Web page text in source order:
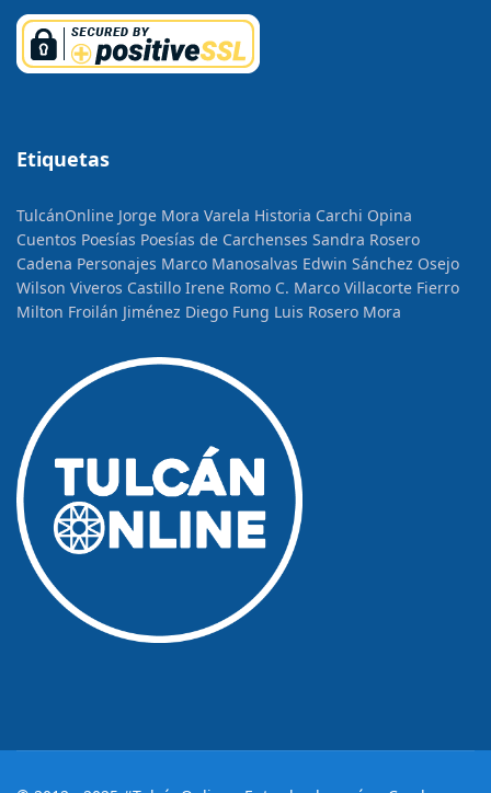
Etiquetas
TulcánOnline Jorge Mora Varela Historia Carchi Opina
Cuentos Poesías Poesías de Carchenses Sandra Rosero
Cadena Personajes Marco Manosalvas Edwin Sánchez Osejo
Wilson Viveros Castillo Irene Romo C. Marco Villacorte Fierro
Milton Froilán Jiménez Diego Fung Luis Rosero Mora